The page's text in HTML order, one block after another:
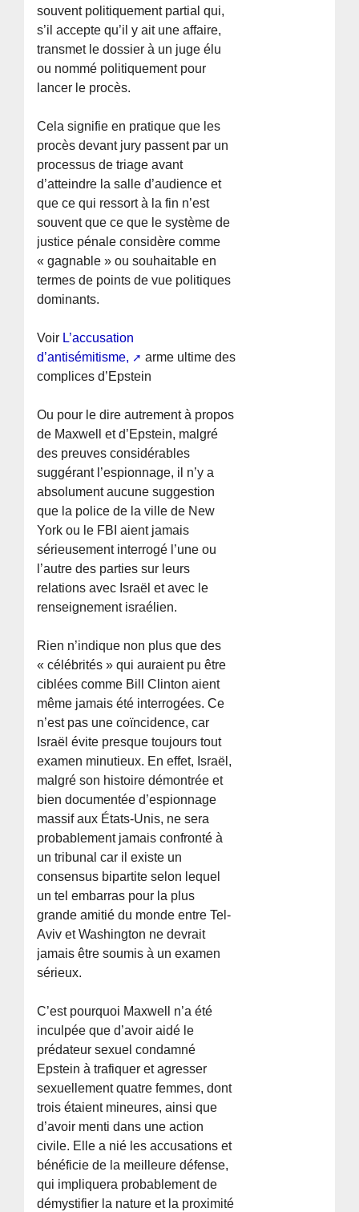
souvent politiquement partial qui,
s’il accepte qu’il y ait une affaire,
transmet le dossier à un juge élu
ou nommé politiquement pour
lancer le procès.
Cela signifie en pratique que les
procès devant jury passent par un
processus de triage avant
d’atteindre la salle d’audience et
que ce qui ressort à la fin n’est
souvent que ce que le système de
justice pénale considère comme
« gagnable » ou souhaitable en
termes de points de vue politiques
dominants.
Voir L’accusation
d’antisémitisme,
arme ultime des
complices d’Epstein
Ou pour le dire autrement à propos
de Maxwell et d’Epstein, malgré
des preuves considérables
suggérant l’espionnage, il n’y a
absolument aucune suggestion
que la police de la ville de New
York ou le FBI aient jamais
sérieusement interrogé l’une ou
l’autre des parties sur leurs
relations avec Israël et avec le
renseignement israélien.
Rien n’indique non plus que des
« célébrités » qui auraient pu être
ciblées comme Bill Clinton aient
même jamais été interrogées. Ce
n’est pas une coïncidence, car
Israël évite presque toujours tout
examen minutieux. En effet, Israël,
malgré son histoire démontrée et
bien documentée d’espionnage
massif aux États-Unis, ne sera
probablement jamais confronté à
un tribunal car il existe un
consensus bipartite selon lequel
un tel embarras pour la plus
grande amitié du monde entre Tel-
Aviv et Washington ne devrait
jamais être soumis à un examen
sérieux.
C’est pourquoi Maxwell n’a été
inculpée que d’avoir aidé le
prédateur sexuel condamné
Epstein à trafiquer et agresser
sexuellement quatre femmes, dont
trois étaient mineures, ainsi que
d’avoir menti dans une action
civile. Elle a nié les accusations et
bénéficie de la meilleure défense,
qui impliquera probablement de
démystifier la nature et la proximité